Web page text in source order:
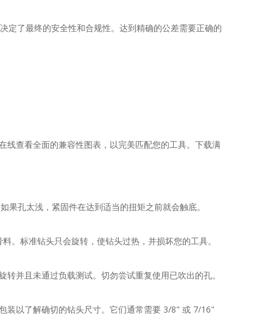
定了最终的安全性和合规性。达到精确的公差需要正确的
线查看全面的兼容性图表，以完美匹配您的工具。下载满
孔太浅，紧固件在达到适当的扭矩之前就会触底。
。标准钻头只会旋转，使钻头过热，并损坏您的工具。
并且未通过负载测试。切勿尝试重复使用已吹出的孔。
装以了解确切的钻头尺寸。它们通常需要 3/8" 或 7/16"